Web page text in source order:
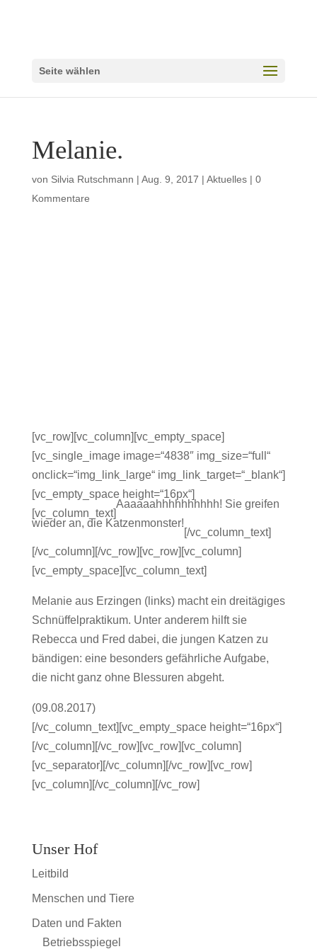
Seite wählen
Melanie.
von Silvia Rutschmann | Aug. 9, 2017 | Aktuelles| 0
Kommentare
[vc_row][vc_column][vc_empty_space]
[vc_single_image image=“4838″ img_size=“full“
onclick=“img_link_large“ img_link_target=“_blank“]
[vc_empty_space height=“16px“]
[vc_column_text]
Aaaaaahhhhhhhhhh! Sie greifen
wieder an, die Katzenmonster!
[/vc_column_text]
[/vc_column][/vc_row][vc_row][vc_column]
[vc_empty_space][vc_column_text]
Melanie aus Erzingen (links) macht ein dreitägiges
Schnüffelpraktikum. Unter anderem hilft sie
Rebecca und Fred dabei, die jungen Katzen zu
bändigen: eine besonders gefährliche Aufgabe,
die nicht ganz ohne Blessuren abgeht.
(09.08.2017)
[/vc_column_text][vc_empty_space height=“16px“]
[/vc_column][/vc_row][vc_row][vc_column]
[vc_separator][/vc_column][/vc_row][vc_row]
[vc_column][/vc_column][/vc_row]
Unser Hof
Leitbild
Menschen und Tiere
Daten und Fakten
Betriebsspiegel